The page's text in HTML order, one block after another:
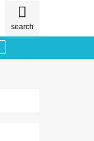
search